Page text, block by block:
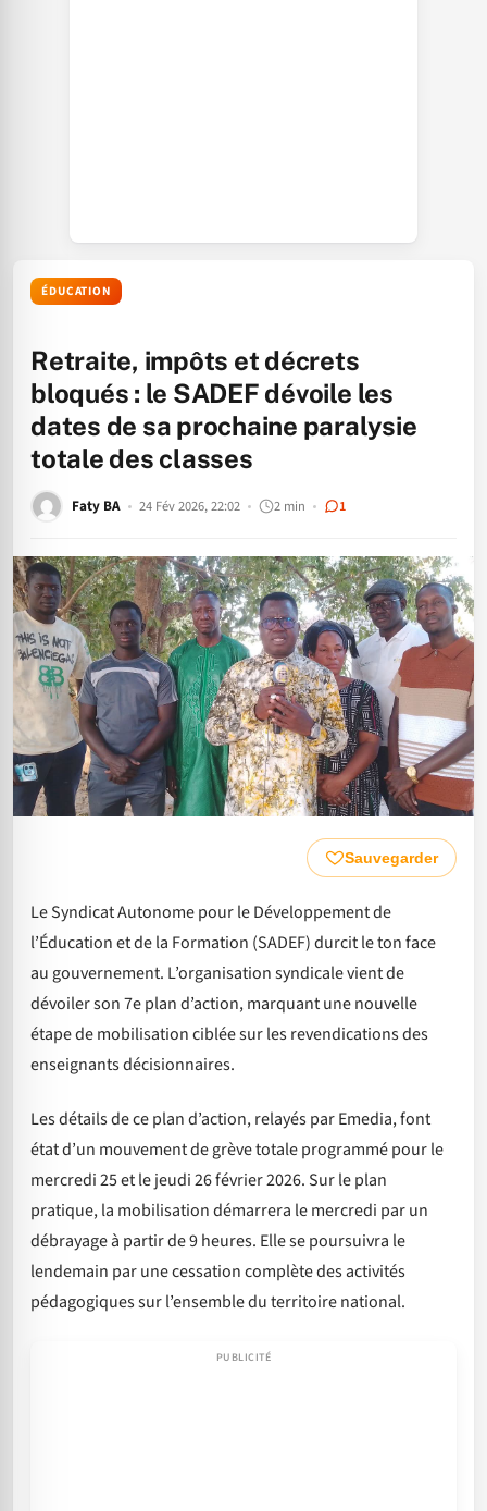
ÉDUCATION
Retraite, impôts et décrets
bloqués : le SADEF dévoile les
dates de sa prochaine paralysie
totale des classes
Faty BA 24 Fév 2026, 22:02 2 min 1
Sauvegarder
Le Syndicat Autonome pour le Développement de
l’Éducation et de la Formation (SADEF) durcit le ton face
au gouvernement. L’organisation syndicale vient de
dévoiler son 7e plan d’action, marquant une nouvelle
étape de mobilisation ciblée sur les revendications des
enseignants décisionnaires.
Les détails de ce plan d’action, relayés par Emedia, font
état d’un mouvement de grève totale programmé pour le
mercredi 25 et le jeudi 26 février 2026. Sur le plan
pratique, la mobilisation démarrera le mercredi par un
débrayage à partir de 9 heures. Elle se poursuivra le
lendemain par une cessation complète des activités
pédagogiques sur l’ensemble du territoire national.